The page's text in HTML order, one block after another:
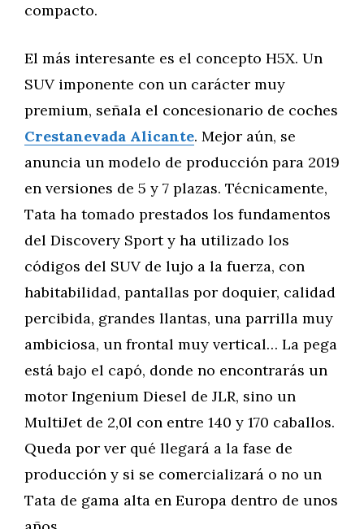
compacto.
El más interesante es el concepto H5X. Un
SUV imponente con un carácter muy
premium, señala el concesionario de coches
Crestanevada Alicante. Mejor aún, se
anuncia un modelo de producción para 2019
en versiones de 5 y 7 plazas. Técnicamente,
Tata ha tomado prestados los fundamentos
del Discovery Sport y ha utilizado los
códigos del SUV de lujo a la fuerza, con
habitabilidad, pantallas por doquier, calidad
percibida, grandes llantas, una parrilla muy
ambiciosa, un frontal muy vertical… La pega
está bajo el capó, donde no encontrarás un
motor Ingenium Diesel de JLR, sino un
MultiJet de 2,0l con entre 140 y 170 caballos.
Queda por ver qué llegará a la fase de
producción y si se comercializará o no un
Tata de gama alta en Europa dentro de unos